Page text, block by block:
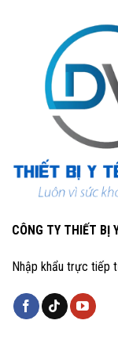
CÔNG TY THIẾT BỊ
Nhập khẩu trực tiếp